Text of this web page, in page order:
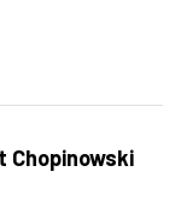
Chopinowski